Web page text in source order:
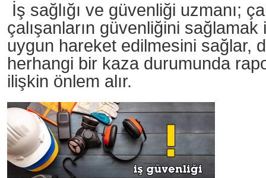
İş sağlığı ve güvenliği uzmanı;
çalışanların güvenliğini
uygun hareket edilmesini sağlar,
herhangi bir kaza durumunda
ilişkin önlem alır.